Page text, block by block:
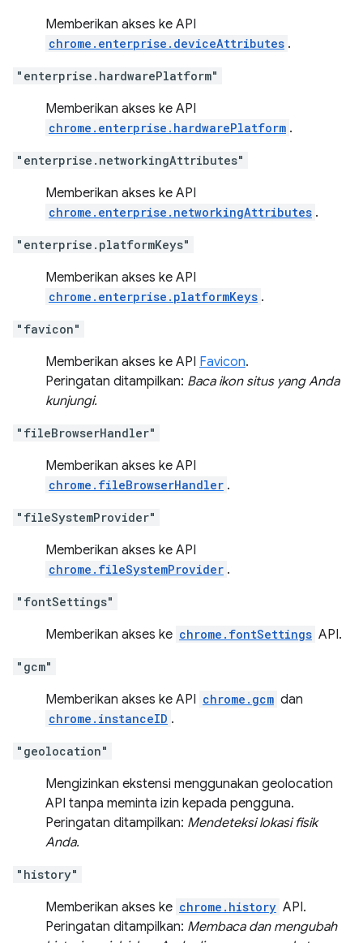
Memberikan akses ke API
chrome.enterprise.deviceAttributes .
"enterprise.hardwarePlatform"
Memberikan akses ke API
chrome.enterprise.hardwarePlatform .
"enterprise.networkingAttributes"
Memberikan akses ke API
chrome.enterprise.networkingAttributes .
"enterprise.platformKeys"
Memberikan akses ke API
chrome.enterprise.platformKeys .
"favicon"
Memberikan akses ke API Favicon.
Peringatan ditampilkan: Baca ikon situs yang Anda
kunjungi.
"fileBrowserHandler"
Memberikan akses ke API
chrome.fileBrowserHandler .
"fileSystemProvider"
Memberikan akses ke API
chrome.fileSystemProvider .
"fontSettings"
Memberikan akses ke chrome.fontSettings API.
"gcm"
Memberikan akses ke API chrome.gcm dan
chrome.instanceID .
"geolocation"
Mengizinkan ekstensi menggunakan geolocation
API tanpa meminta izin kepada pengguna.
Peringatan ditampilkan: Mendeteksi lokasi fisik
Anda.
"history"
Memberikan akses ke chrome.history API.
Peringatan ditampilkan: Membaca dan mengubah